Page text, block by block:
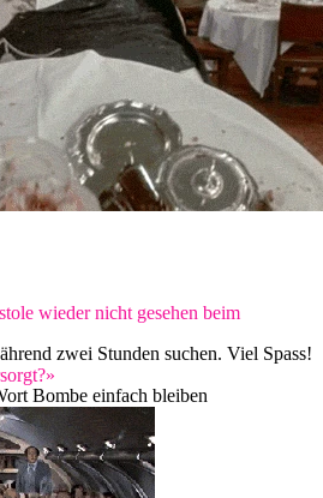
wieder nicht gesehen beim
zwei Stunden suchen. Viel Spass!
Bombe einfach bleiben